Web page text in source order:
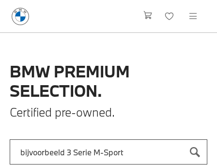
BMW PREMIUM
SELECTION.
Certified pre-owned.
Zoek naar een automodel, bijvoorbeeld 3 Serie M-Sport